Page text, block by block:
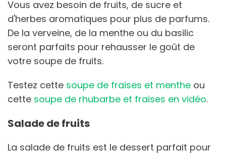
Vous avez besoin de fruits, de sucre et
d'herbes aromatiques pour plus de parfums.
De la verveine, de la menthe ou du basilic
seront parfaits pour rehausser le goût de
votre soupe de fruits.
Testez cette soupe de fraises et menthe ou
cette soupe de rhubarbe et fraises en vidéo.
Salade de fruits
La salade de fruits est le dessert parfait pour